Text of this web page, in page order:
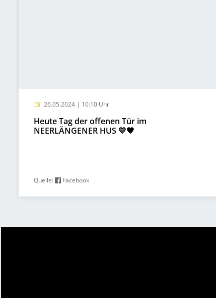
26.05.2024 | 10:10 Uhr
Heute Tag der offenen Tür im
NEERLÄNGENER HUS 💛🖤
Quelle: Facebook